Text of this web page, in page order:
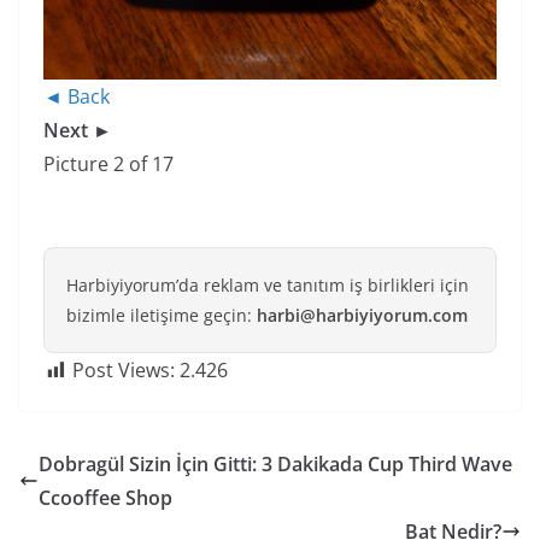
◄ Back
Next ►
Picture 2 of 17
Harbiyiyorum’da reklam ve tanıtım iş birlikleri için
bizimle iletişime geçin: harbi@harbiyiyorum.com
Post Views: 2.426
Dobragül Sizin İçin Gitti: 3 Dakikada Cup Third Wave
Ccooffee Shop
Bat Nedir?